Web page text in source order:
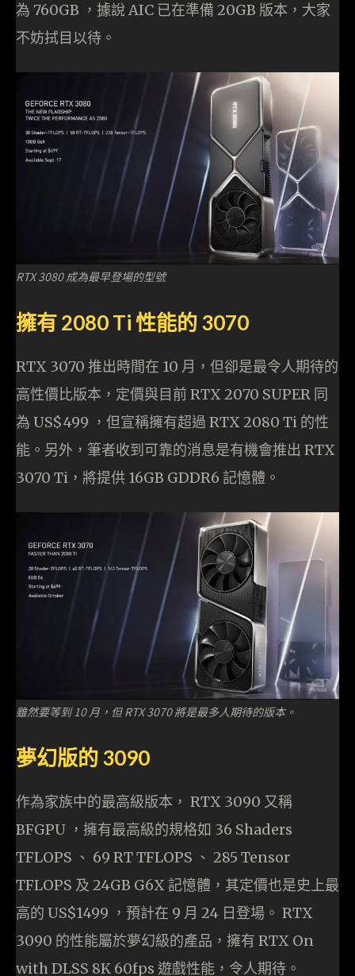
為 760GB ，據說 AIC 已在準備 20GB 版本，大家
不妨拭目以待。
RTX 3080 成為最早登場的型號
擁有 2080 Ti 性能的 3070
RTX 3070 推出時間在 10 月，但卻是最令人期待的
高性價比版本，定價與目前 RTX 2070 SUPER 同
為 US$499 ，但宣稱擁有超過 RTX 2080 Ti 的性
能。另外，筆者收到可靠的消息是有機會推出 RTX
3070 Ti，將提供 16GB GDDR6 記憶體。
雖然要等到 10 月，但 RTX 3070 將是最多人期待的版本。
夢幻版的 3090
作為家族中的最高級版本， RTX 3090 又稱
BFGPU ，擁有最高級的規格如 36 Shaders
TFLOPS 、 69 RT TFLOPS 、 285 Tensor
TFLOPS 及 24GB G6X 記憶體，其定價也是史上最
高的 US$1499 ，預計在 9 月 24 日登場。 RTX
3090 的性能屬於夢幻級的產品，擁有 RTX On
with DLSS 8K 60fps 遊戲性能，令人期待。